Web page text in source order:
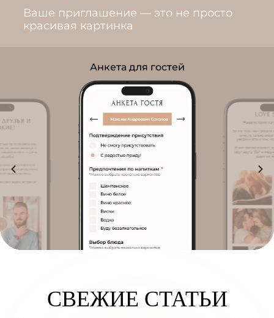
Ваше приглашение — это не просто
красивая картинка
Анкета для гостей
СВЕЖИЕ СТАТЬИ